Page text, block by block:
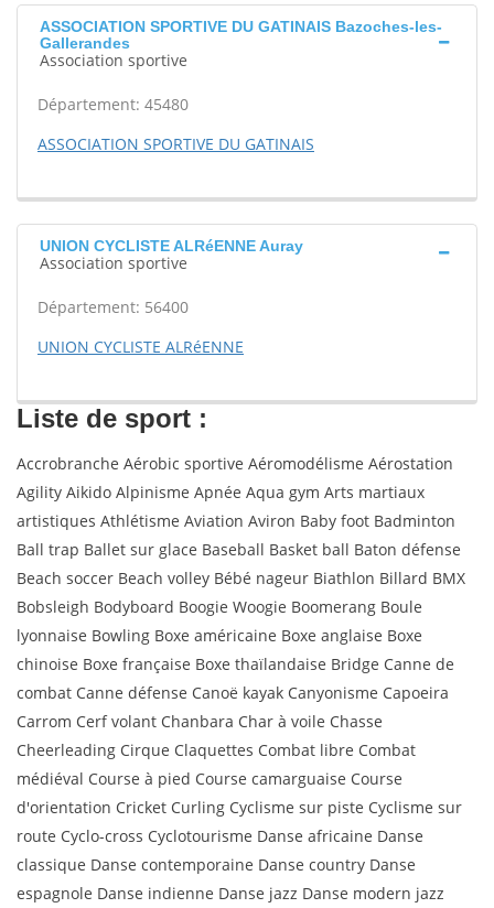
ASSOCIATION SPORTIVE DU GATINAIS Bazoches-les-
Gallerandes
Association sportive
Département: 45480
ASSOCIATION SPORTIVE DU GATINAIS
UNION CYCLISTE ALRéENNE Auray
Association sportive
Département: 56400
UNION CYCLISTE ALRéENNE
Liste de sport :
Accrobranche Aérobic sportive Aéromodélisme Aérostation
Agility Aikido Alpinisme Apnée Aqua gym Arts martiaux
artistiques Athlétisme Aviation Aviron Baby foot Badminton
Ball trap Ballet sur glace Baseball Basket ball Baton défense
Beach soccer Beach volley Bébé nageur Biathlon Billard BMX
Bobsleigh Bodyboard Boogie Woogie Boomerang Boule
lyonnaise Bowling Boxe américaine Boxe anglaise Boxe
chinoise Boxe française Boxe thaïlandaise Bridge Canne de
combat Canne défense Canoë kayak Canyonisme Capoeira
Carrom Cerf volant Chanbara Char à voile Chasse
Cheerleading Cirque Claquettes Combat libre Combat
médiéval Course à pied Course camarguaise Course
d'orientation Cricket Curling Cyclisme sur piste Cyclisme sur
route Cyclo-cross Cyclotourisme Danse africaine Danse
classique Danse contemporaine Danse country Danse
espagnole Danse indienne Danse jazz Danse modern jazz